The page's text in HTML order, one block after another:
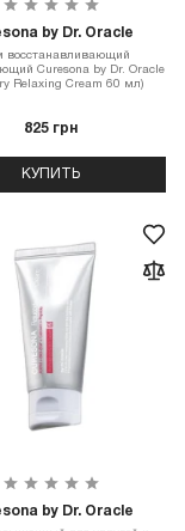
by Dr. Oracle
восстанавливающий
Curesona by Dr. Oracle
Relaxing Cream 60 мл)
825 грн
КУПИТЬ
by Dr. Oracle